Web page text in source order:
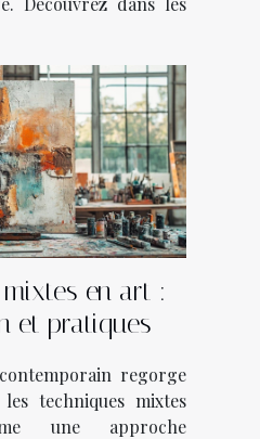
en art :
et pratiques
regorge
techniques mixtes
une approche